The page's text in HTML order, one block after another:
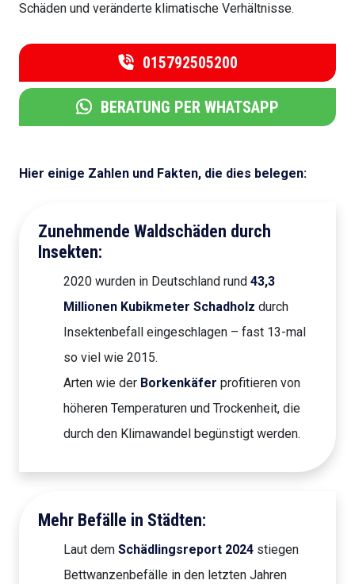
Schäden und veränderte klimatische Verhältnisse.
015792505200
BERATUNG PER WHATSAPP
Hier einige Zahlen und Fakten, die dies belegen:
Zunehmende Waldschäden durch
Insekten:
2020 wurden in Deutschland rund 43,3
Millionen Kubikmeter Schadholz durch
Insektenbefall eingeschlagen – fast 13-mal
so viel wie 2015.
Arten wie der Borkenkäfer profitieren von
höheren Temperaturen und Trockenheit, die
durch den Klimawandel begünstigt werden.
Mehr Befälle in Städten:
Laut dem Schädlingsreport 2024 stiegen
Bettwanzenbefälle in den letzten Jahren